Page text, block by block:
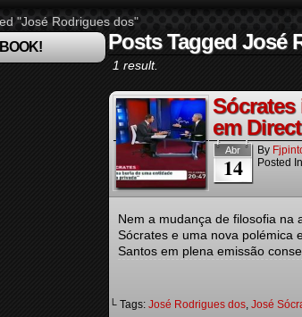
"José Rodrigues dos"
Posts Tagged José
1 result.
em
Abr
14
By
Posted
Nem a mudança de filosofia na
Sócrates e uma nova polémica
Santos em plena emissão
└ Tags: José Rodrigues dos, José